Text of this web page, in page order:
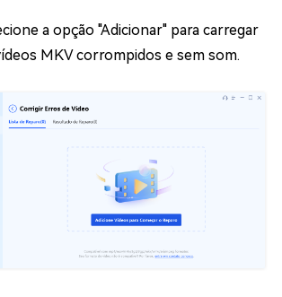
a opção "Adicionar" para carregar
MKV corrompidos e sem som.